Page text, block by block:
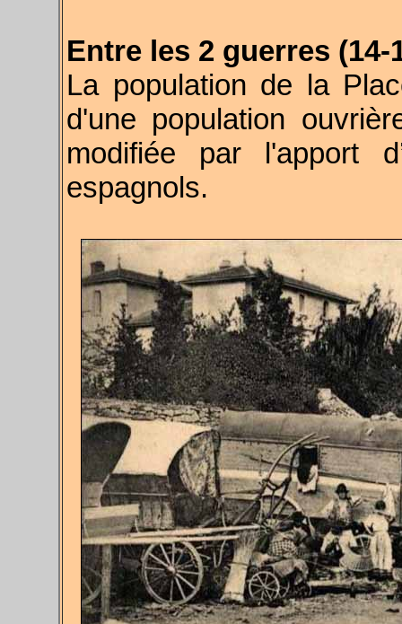
Entre les 2 guerres (14-
La population de la
d'une population
modifiée par l'apport
espagnols.